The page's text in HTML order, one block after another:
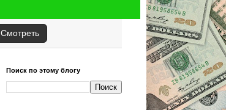
Смотреть
Поиск по этому блогу